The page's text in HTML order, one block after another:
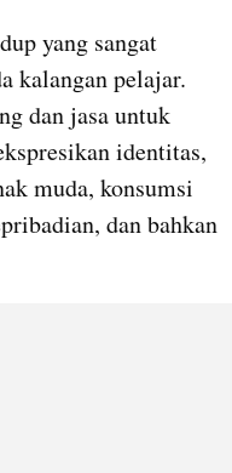
yang sangat
kalangan pelajar.
dan jasa untuk
identitas,
muda, konsumsi
dan bahkan